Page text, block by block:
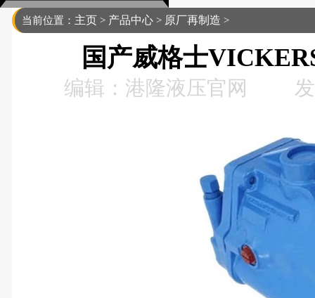
当前位置： 主页 > 产品中心 > 原厂再制造 >
国产威格士
编辑：港隆液压官网